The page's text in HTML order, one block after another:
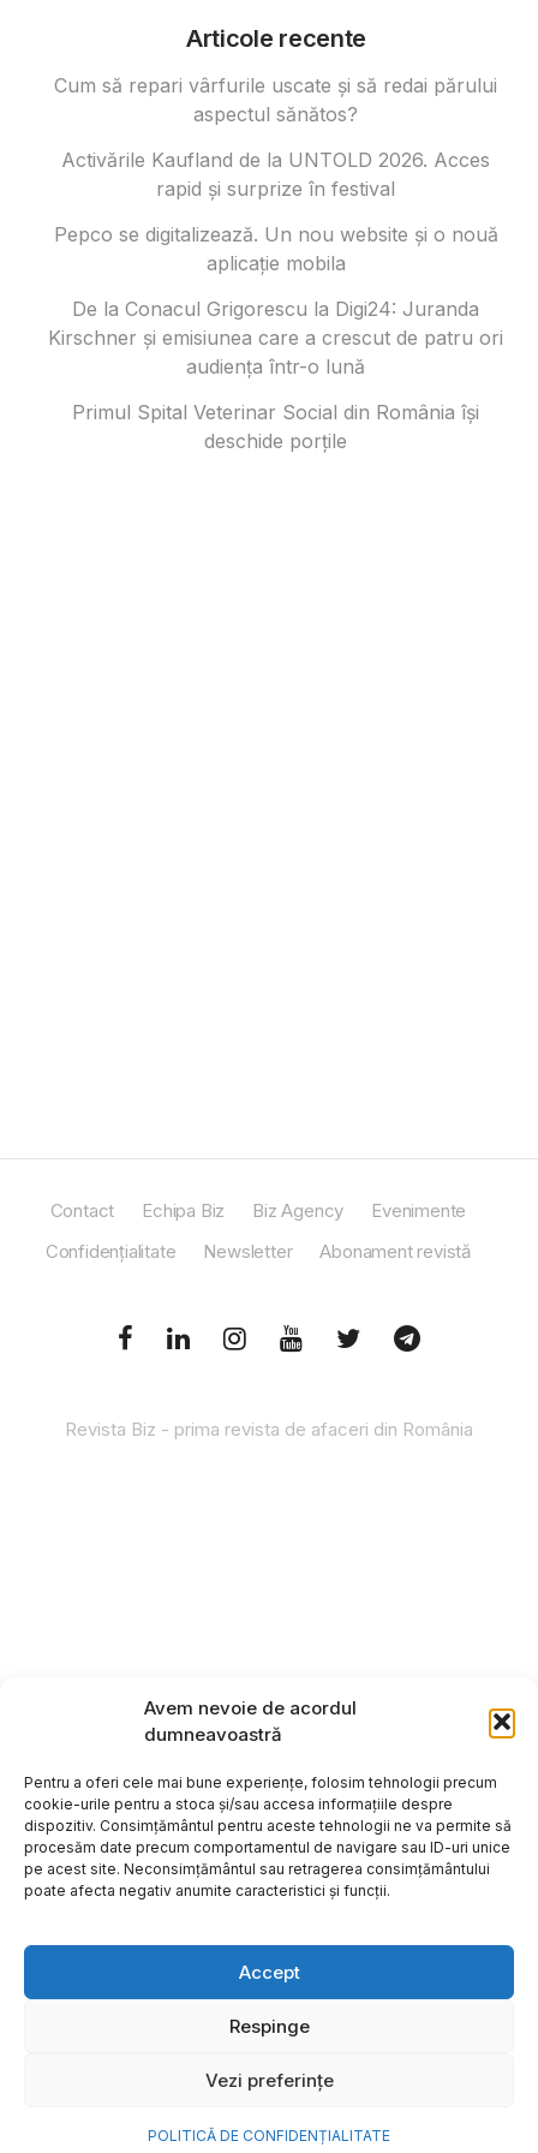
Avem nevoie de acordul
dumneavoastră
Pentru a oferi cele mai bune experiențe, folosim tehnologii precum
cookie-urile pentru a stoca și/sau accesa informațiile despre
dispozitiv. Consimțământul pentru aceste tehnologii ne va permite să
procesăm date precum comportamentul de navigare sau ID-uri unice
pe acest site. Neconsimțământul sau retragerea consimțământului
poate afecta negativ anumite caracteristici și funcții.
Accept
Respinge
Vezi preferințe
POLITICĂ DE CONFIDENȚIALITATE
Articole recente
Cum să repari vârfurile uscate și să redai părului
aspectul sănătos?
Activările Kaufland de la UNTOLD 2026. Acces
rapid și surprize în festival
Pepco se digitalizează. Un nou website și o nouă
aplicație mobila
De la Conacul Grigorescu la Digi24: Juranda
Kirschner și emisiunea care a crescut de patru ori
audiența într-o lună
Primul Spital Veterinar Social din România își
deschide porțile
Contact Echipa Biz Biz Agency
Evenimente
Confidențialitate
Newsletter Abonament revistă
Revista Biz - prima revista de afaceri din România
Copyright ©2026